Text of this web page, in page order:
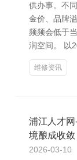
供办事。不
金价、品牌
频频会低于
润空间。 以
维修资讯
浦江人才
境酿成收敛
2026-03-10